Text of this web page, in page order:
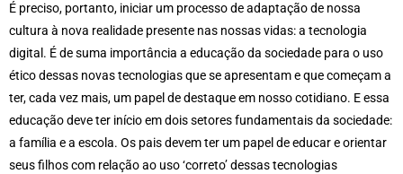
É preciso, portanto, iniciar um processo de adaptação de nossa
cultura à nova realidade presente nas nossas vidas: a tecnologia
digital. É de suma importância a educação da sociedade para o uso
ético dessas novas tecnologias que se apresentam e que começam a
ter, cada vez mais, um papel de destaque em nosso cotidiano. E essa
educação deve ter início em dois setores fundamentais da sociedade:
a família e a escola. Os pais devem ter um papel de educar e orientar
seus filhos com relação ao uso ‘correto’ dessas tecnologias